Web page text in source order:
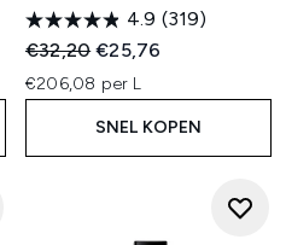
4.9 (319)
Recommended Retail Price:
€32,20Huidige prijs:
€25,76
€206,08 per L
SNEL KOPEN